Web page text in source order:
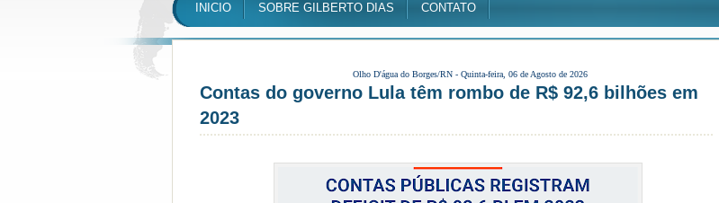
INICIO SOBRE GILBERTO DIAS CONTATO
Olho D'água do Borges/RN - Quinta-feira, 06 de Agosto de 2026
Contas do governo Lula têm rombo de R$ 92,6 bilhões em
2023